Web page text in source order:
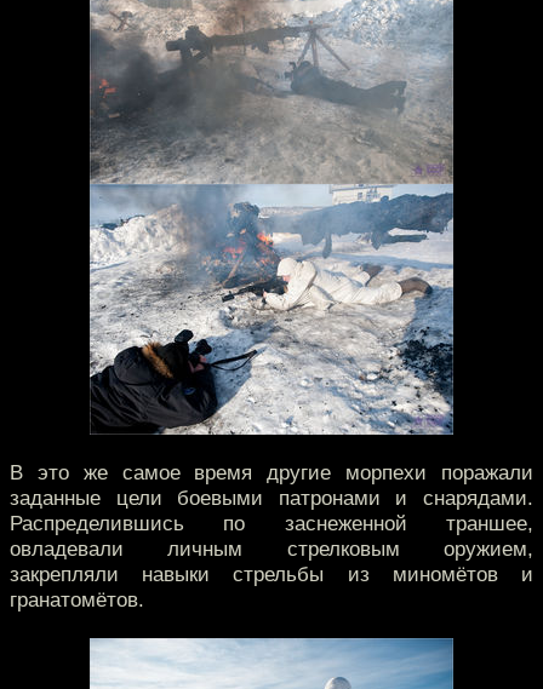
В это же самое время другие морпехи поражали
заданные цели боевыми патронами и снарядами.
Распределившись по заснеженной траншее,
овладевали личным стрелковым оружием,
закрепляли навыки стрельбы из миномётов и
гранатомётов.